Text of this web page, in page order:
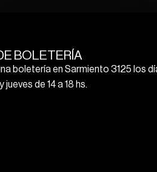
BOLETERÍA
boletería en Sarmiento 3125 los
jueves de 14 a 18 hs.